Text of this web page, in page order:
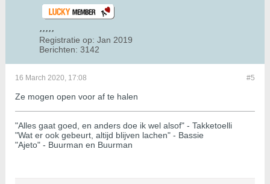
Registratie op: Jan 2019
Berichten: 3142
#5
16 March 2020, 17:08
Ze mogen open voor af te halen
"Alles gaat goed, en anders doe ik wel alsof" - Takketoelli
"Wat er ook gebeurt, altijd blijven lachen" - Bassie
"Ajeto" - Buurman en Buurman